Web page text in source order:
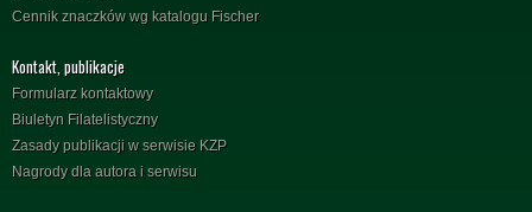
Cennik znaczków wg katalogu Fischer
Kontakt, publikacje
Formularz kontaktowy
Biuletyn Filatelistyczny
Zasady publikacji w serwisie KZP
Nagrody dla autora i serwisu